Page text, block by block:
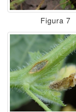
Figura 7